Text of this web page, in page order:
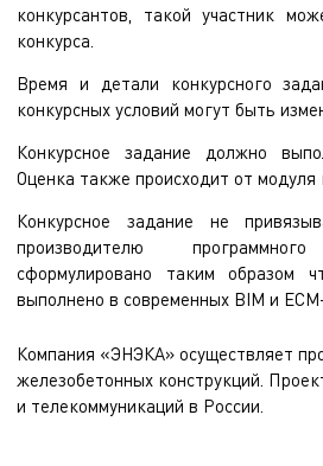
конкурсантов, такой участник
конкурса.
Время и детали конкурсного
конкурсных условий могут быть
Конкурсное задание должно
Оценка также происходит от модуля
Конкурсное задание не
производителю
сформулировано таким образом
выполнено в современных BIM и
Компания «ЭНЭКА» осуществляет
железобетонных конструкций
и телекоммуникаций в России.